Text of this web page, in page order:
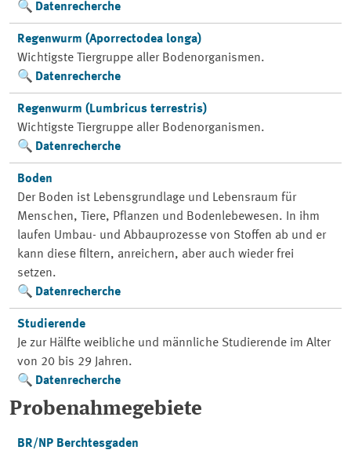
Datenrecherche
Regenwurm (Aporrectodea longa)
Wichtigste Tiergruppe aller Bodenorganismen.
Datenrecherche
Regenwurm (Lumbricus terrestris)
Wichtigste Tiergruppe aller Bodenorganismen.
Datenrecherche
Boden
Der Boden ist Lebensgrundlage und Lebensraum für
Menschen, Tiere, Pflanzen und Bodenlebewesen. In ihm
laufen Umbau- und Abbauprozesse von Stoffen ab und er
kann diese filtern, anreichern, aber auch wieder frei
setzen.
Datenrecherche
Studierende
Je zur Hälfte weibliche und männliche Studierende im Alter
von 20 bis 29 Jahren.
Datenrecherche
Probenahmegebiete
BR/NP Berchtesgaden